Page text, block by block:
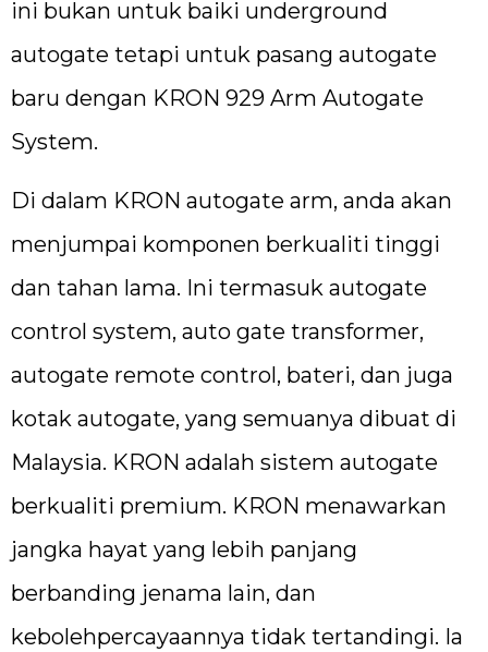
ini bukan untuk baiki underground
autogate tetapi untuk pasang autogate
baru dengan KRON 929 Arm Autogate
System.
Di dalam KRON autogate arm, anda akan
menjumpai komponen berkualiti tinggi
dan tahan lama. Ini termasuk autogate
control system, auto gate transformer,
autogate remote control, bateri, dan juga
kotak autogate, yang semuanya dibuat di
Malaysia. KRON adalah sistem autogate
berkualiti premium. KRON menawarkan
jangka hayat yang lebih panjang
berbanding jenama lain, dan
kebolehpercayaannya tidak tertandingi. Ia